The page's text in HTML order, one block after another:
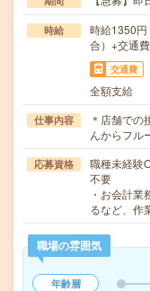
時給
時給1350
合）+交通費
交通費
全額支給
仕事内容
＊店舗での
んからフル
応募資格
職種未経験
不要
・お会計
るなど、作
職場の雰囲気
年齢層